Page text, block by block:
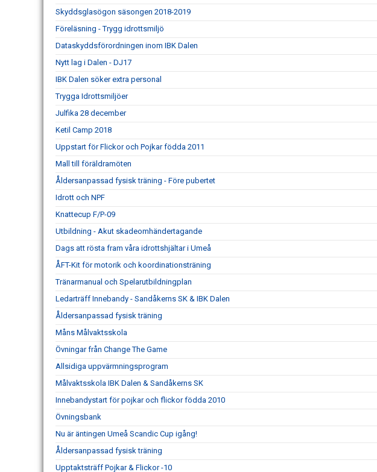
Skyddsglasögon säsongen 2018-2019
Föreläsning - Trygg idrottsmiljö
Dataskyddsförordningen inom IBK Dalen
Nytt lag i Dalen - DJ17
IBK Dalen söker extra personal
Trygga Idrottsmiljöer
Julfika 28 december
Ketil Camp 2018
Uppstart för Flickor och Pojkar födda 2011
Mall till föräldramöten
Åldersanpassad fysisk träning - Före pubertet
Idrott och NPF
Knattecup F/P-09
Utbildning - Akut skadeomhändertagande
Dags att rösta fram våra idrottshjältar i Umeå
ÅFT-Kit för motorik och koordinationsträning
Tränarmanual och Spelarutbildningplan
Ledarträff Innebandy - Sandåkerns SK & IBK Dalen
Åldersanpassad fysisk träning
Måns Målvaktsskola
Övningar från Change The Game
Allsidiga uppvärmningsprogram
Målvaktsskola IBK Dalen & Sandåkerns SK
Innebandystart för pojkar och flickor födda 2010
Övningsbank
Nu är äntingen Umeå Scandic Cup igång!
Åldersanpassad fysisk träning
Upptaktsträff Pojkar & Flickor -10